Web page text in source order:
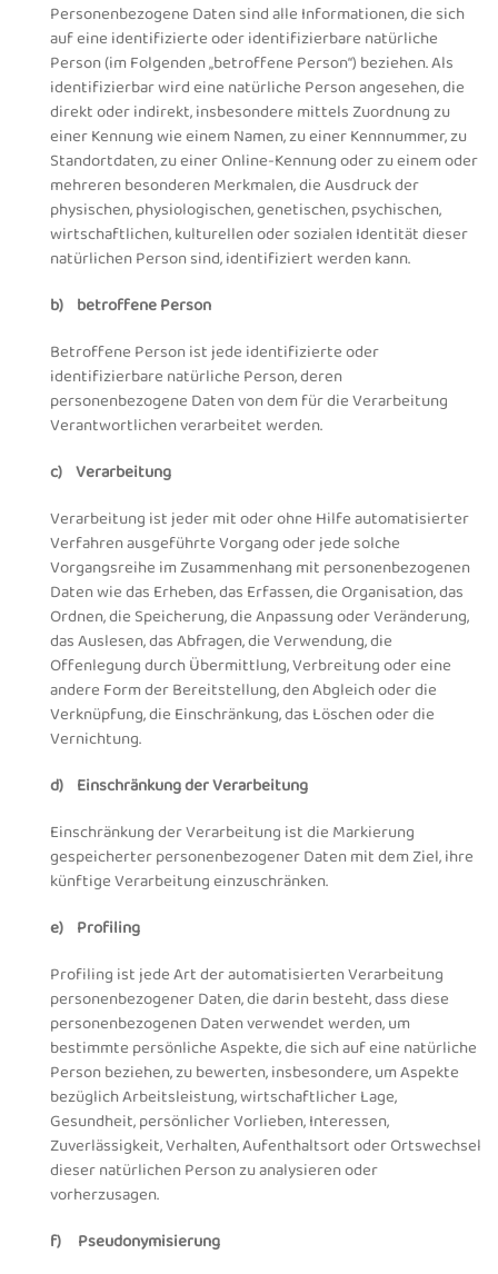
Personenbezogene Daten sind alle Informationen, die sich
auf eine identifizierte oder identifizierbare natürliche
Person (im Folgenden „betroffene Person“) beziehen. Als
identifizierbar wird eine natürliche Person angesehen, die
direkt oder indirekt, insbesondere mittels Zuordnung zu
einer Kennung wie einem Namen, zu einer Kennnummer, zu
Standortdaten, zu einer Online-Kennung oder zu einem oder
mehreren besonderen Merkmalen, die Ausdruck der
physischen, physiologischen, genetischen, psychischen,
wirtschaftlichen, kulturellen oder sozialen Identität dieser
natürlichen Person sind, identifiziert werden kann.
b) betroffene Person
Betroffene Person ist jede identifizierte oder
identifizierbare natürliche Person, deren
personenbezogene Daten von dem für die Verarbeitung
Verantwortlichen verarbeitet werden.
c) Verarbeitung
Verarbeitung ist jeder mit oder ohne Hilfe automatisierter
Verfahren ausgeführte Vorgang oder jede solche
Vorgangsreihe im Zusammenhang mit personenbezogenen
Daten wie das Erheben, das Erfassen, die Organisation, das
Ordnen, die Speicherung, die Anpassung oder Veränderung,
das Auslesen, das Abfragen, die Verwendung, die
Offenlegung durch Übermittlung, Verbreitung oder eine
andere Form der Bereitstellung, den Abgleich oder die
Verknüpfung, die Einschränkung, das Löschen oder die
Vernichtung.
d) Einschränkung der Verarbeitung
Einschränkung der Verarbeitung ist die Markierung
gespeicherter personenbezogener Daten mit dem Ziel, ihre
künftige Verarbeitung einzuschränken.
e) Profiling
Profiling ist jede Art der automatisierten Verarbeitung
personenbezogener Daten, die darin besteht, dass diese
personenbezogenen Daten verwendet werden, um
bestimmte persönliche Aspekte, die sich auf eine natürliche
Person beziehen, zu bewerten, insbesondere, um Aspekte
bezüglich Arbeitsleistung, wirtschaftlicher Lage,
Gesundheit, persönlicher Vorlieben, Interessen,
Zuverlässigkeit, Verhalten, Aufenthaltsort oder Ortswechsel
dieser natürlichen Person zu analysieren oder
vorherzusagen.
f) Pseudonymisierung